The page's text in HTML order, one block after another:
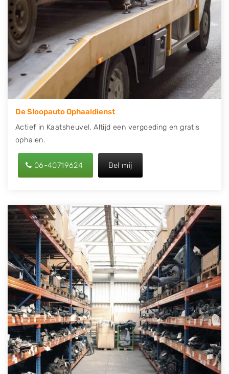
Wij kunnen u helpen met de inkoop van auto's van
eigenlijk alle merken, zoals Alfa Romeo, Audi, BMW,
Chevrolet, Citroën, Dacia, Fiat, Ford, Honda, Hyundai,
Kia, Mazda, Mercedes Benz, Mitsubishi, Nissan, Opel,
Peugeot, Porsche, Renault, Seat, Skoda, Suzuki, Tesla,
Toyota, Volkswagen en Volvo.
De Sloopauto Ophaaldienst
Actief in Kaatsheuvel. Altijd een vergoeding en gratis
ophalen.
06-40719624 Bel mij